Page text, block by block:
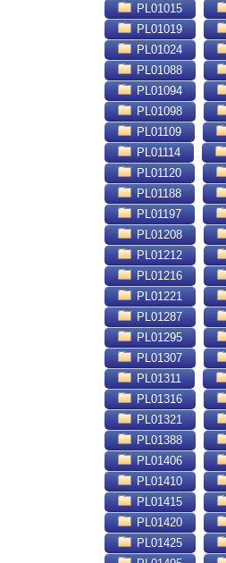
PL01015
PL01019
PL01024
PL01088
PL01094
PL01098
PL01109
PL01114
PL01120
PL01188
PL01197
PL01208
PL01212
PL01216
PL01221
PL01287
PL01295
PL01307
PL01311
PL01316
PL01321
PL01388
PL01406
PL01410
PL01415
PL01420
PL01425